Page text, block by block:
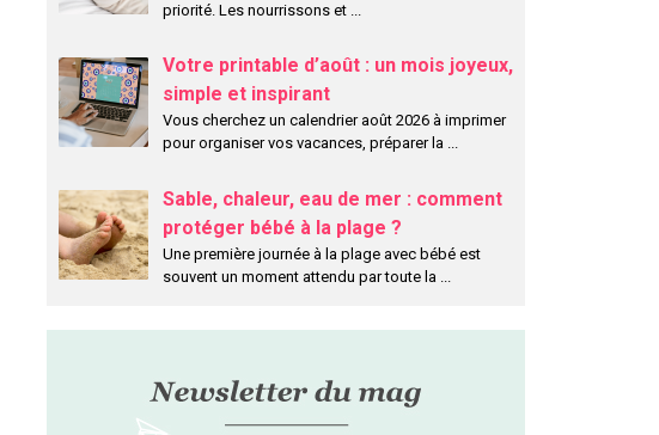
Babymoov
29.9 €
BÃ©bÃ© Confort
priorité. Les nourrissons et ...
Votre printable d’août : un mois joyeux,
simple et inspirant
Vous cherchez un calendrier août 2026 à imprimer
pour organiser vos vacances, préparer la ...
Sable, chaleur, eau de mer : comment
protéger bébé à la plage ?
Une première journée à la plage avec bébé est
souvent un moment attendu par toute la